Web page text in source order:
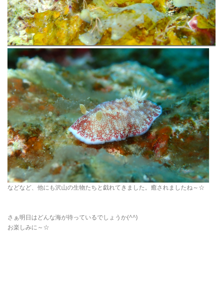
などなど、他にも沢山の生物たちと戯れてきました。癒されましたね～☆
さぁ明日はどんな海が待っているでしょうか(^^)
お楽しみに～☆